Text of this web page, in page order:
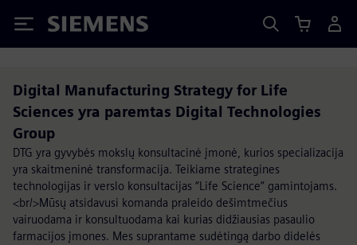
Siemens
Digital Manufacturing Strategy for Life
Sciences yra paremtas Digital Technologies
Group
DTG yra gyvybės mokslų konsultacinė įmonė, kurios specializacija
yra skaitmeninė transformacija. Teikiame strategines
technologijas ir verslo konsultacijas “Life Science” gamintojams.
<br/>Mūsų atsidavusi komanda praleido dešimtmečius
vairuodama ir konsultuodama kai kurias didžiausias pasaulio
farmacijos įmones. Mes suprantame sudėtingą darbo didelės